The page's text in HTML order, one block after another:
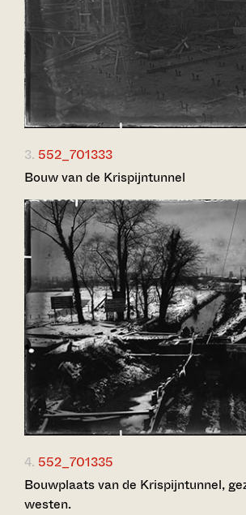
3. 552_701333
Bouw van de Krispijntunnel
4. 552_701335
Bouwplaats van de Krispijntunnel,
westen.